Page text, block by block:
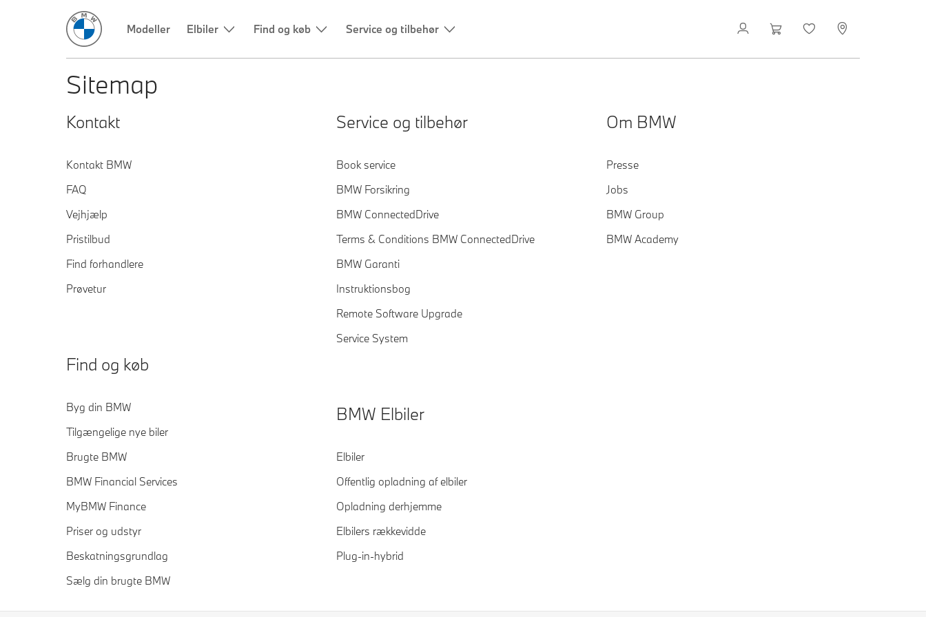
Modeller Elbiler Find og køb Service og tilbehør
Sitemap
Kontakt
Kontakt BMW
FAQ
Vejhjælp
Pristilbud
Find forhandlere
Prøvetur
Find og køb
Byg din BMW
Tilgængelige nye biler
Brugte BMW
BMW Financial Services
MyBMW Finance
Priser og udstyr
Beskatningsgrundlag
Sælg din brugte BMW
Service og tilbehør
Book service
BMW Forsikring
BMW ConnectedDrive
Terms & Conditions BMW ConnectedDrive
BMW Garanti
Instruktionsbog
Remote Software Upgrade
Service System
BMW Elbiler
Elbiler
Offentlig opladning af elbiler
Opladning derhjemme
Elbilers rækkevidde
Plug-in-hybrid
Om BMW
Presse
Jobs
BMW Group
BMW Academy